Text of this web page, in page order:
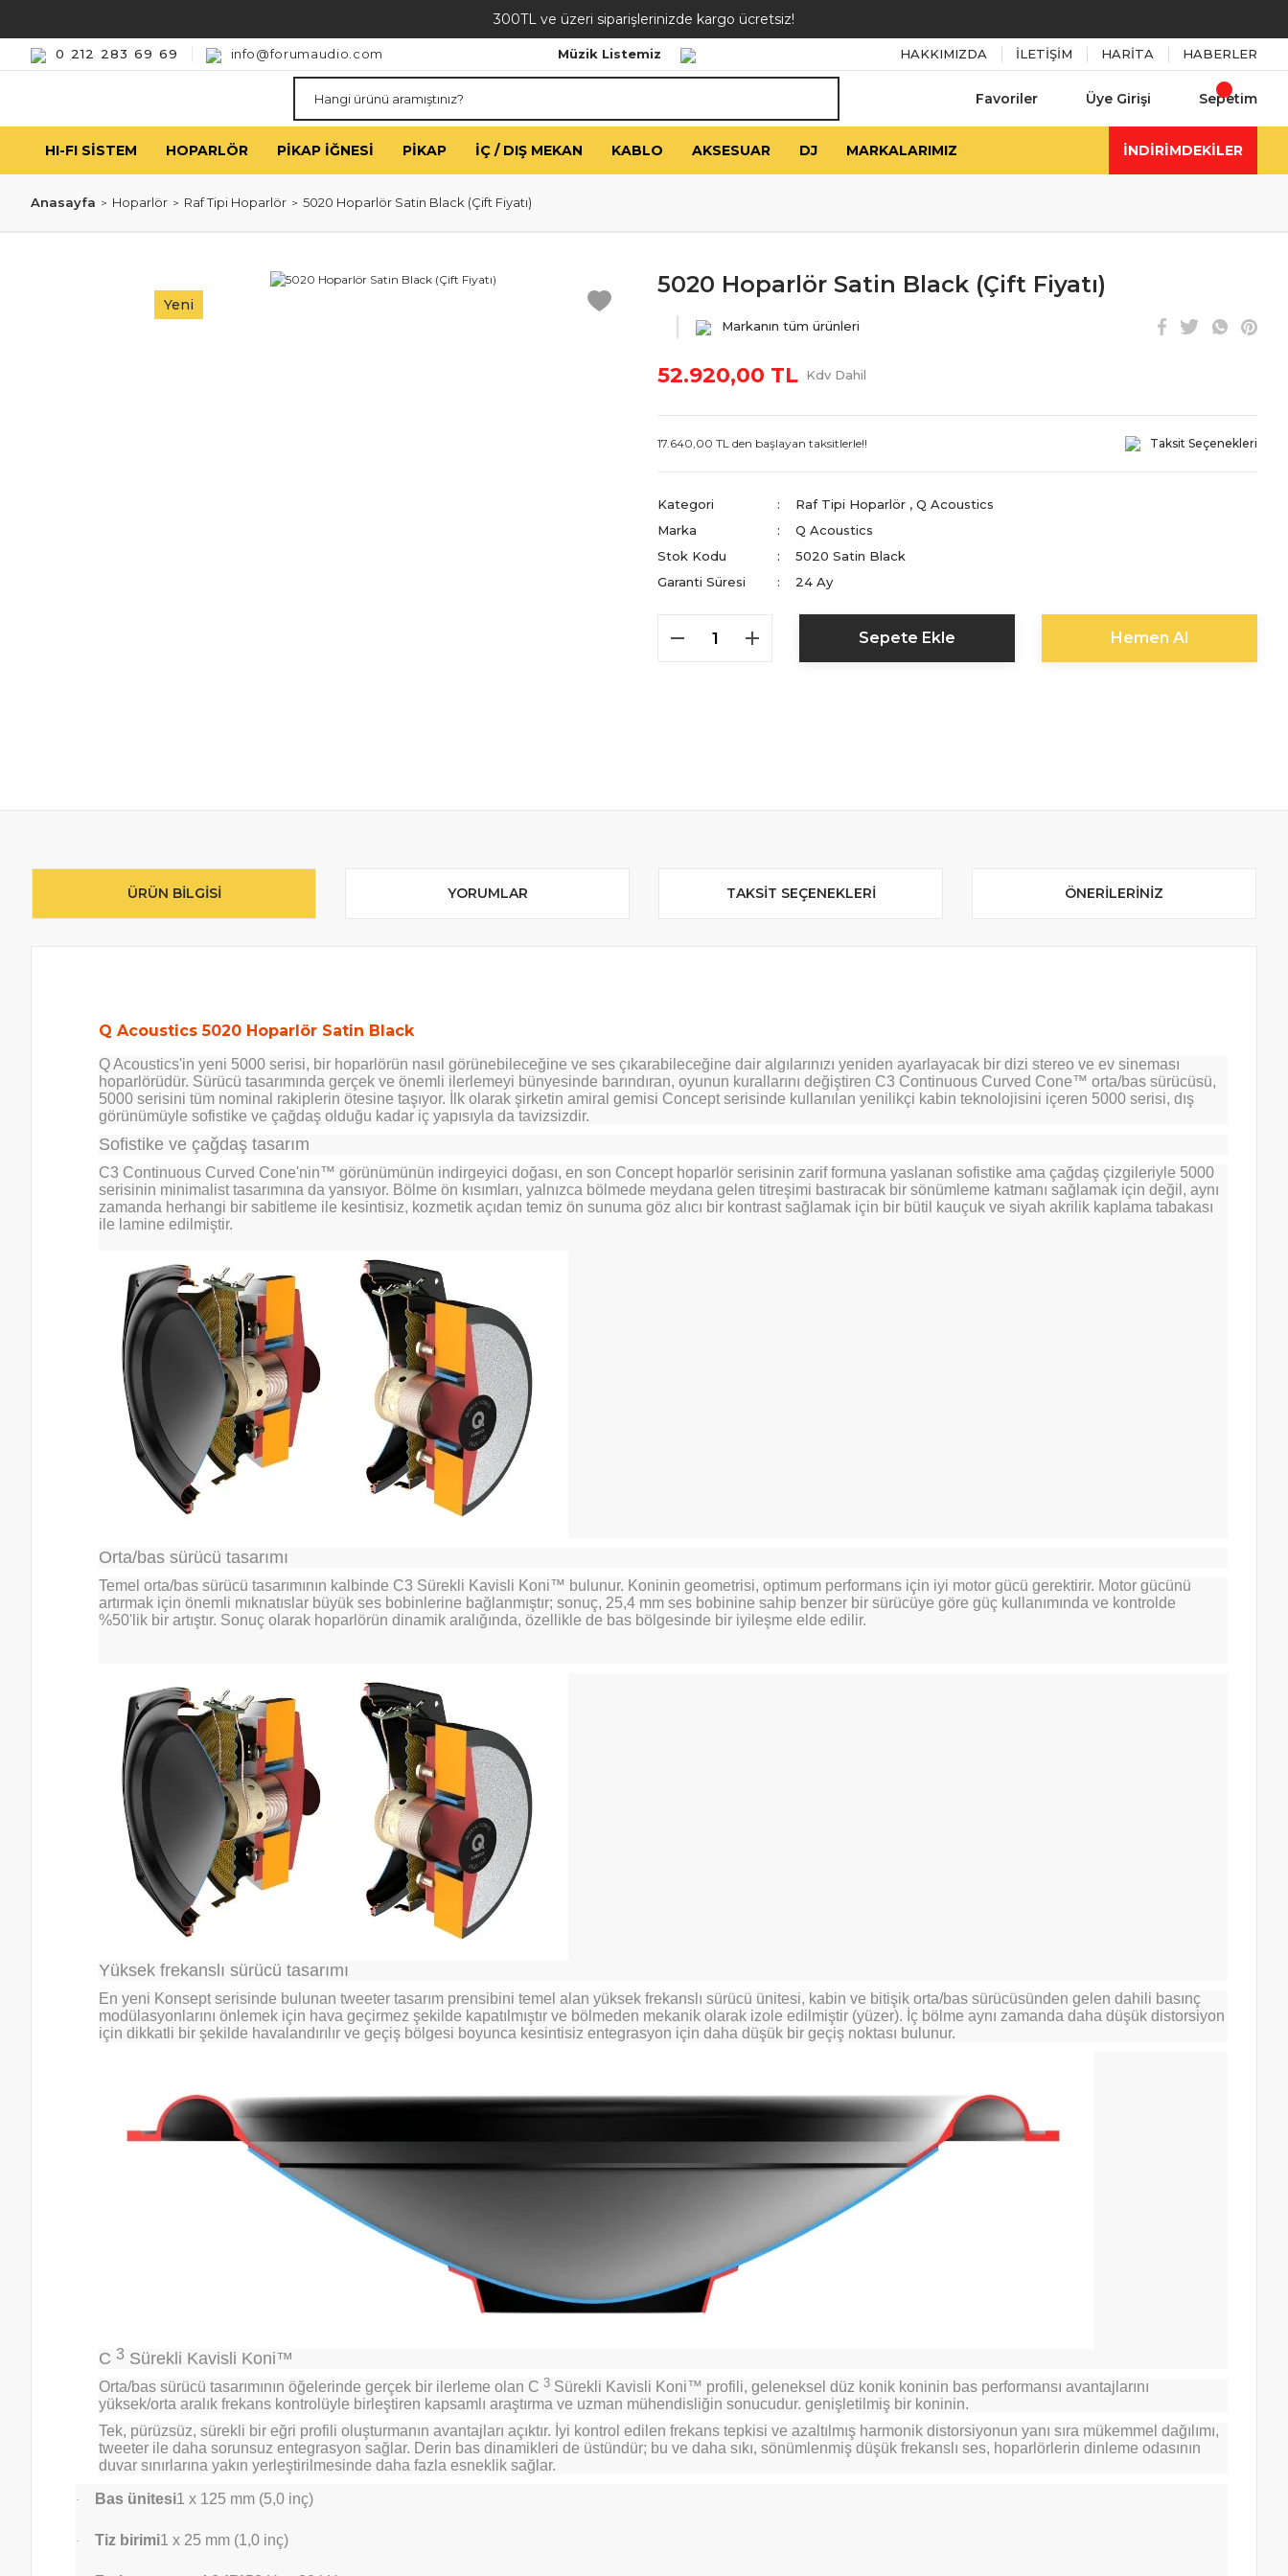
300TL ve üzeri siparişlerinizde kargo ücretsiz!
0 212 283 69 69 info@forumaudio.com Müzik Listemiz HAKKIMIZDA İLETİŞİM HARİTA HABERLER
Favoriler Üye Girişi Sepetim
HI-FI SISTEM HOPARLÖR PIKAP İĞNESI PIKAP İÇ / DIŞ MEKAN KABLO AKSESUAR DJ MARKALARIMIZ İNDİRİMDEKİLER
Anasayfa Hoparlör Raf Tipi Hoparlör 5020 Hoparlör Satin Black (Çift Fiyatı)
Yeni
5020 Hoparlör Satin Black (Çift Fiyatı)
Markanın tüm ürünleri
52.920,00 TL Kdv Dahil
17.640,00 TL den başlayan taksitlerle!! Taksit Seçenekleri
Kategori Raf Tipi Hoparlör ,Q Acoustics
Marka
Q Acoustics
Stok Kodu
5020 Satin Black
Garanti Süresi
24 Ay
Sepete Ekle Hemen Al
ÜRÜN BILGISI YORUMLAR TAKSIT SEÇENEKLERI ÖNERILERINIZ
Q Acoustics 5020 Hoparlör Satin Black
Q Acoustics'in yeni 5000 serisi, bir hoparlörün nasıl görünebileceğine ve ses çıkarabileceğine dair algılarınızı yeniden ayarlayacak bir dizi stereo ve ev sineması
hoparlörüdür. Sürücü tasarımında gerçek ve önemli ilerlemeyi bünyesinde barındıran, oyunun kurallarını değiştiren C3 Continuous Curved Cone™ orta/bas sürücüsü,
5000 serisini tüm nominal rakiplerin ötesine taşıyor. İlk olarak şirketin amiral gemisi Concept serisinde kullanılan yenilikçi kabin teknolojisini içeren 5000 serisi, dış
görünümüyle sofistike ve çağdaş olduğu kadar iç yapısıyla da tavizsizdir.
Sofistike ve çağdaş tasarım
C3 Continuous Curved Cone'nin™ görünümünün indirgeyici doğası, en son Concept hoparlör serisinin zarif formuna yaslanan sofistike ama çağdaş çizgileriyle 5000
serisinin minimalist tasarımına da yansıyor. Bölme ön kısımları, yalnızca bölmede meydana gelen titreşimi bastıracak bir sönümleme katmanı sağlamak için değil, aynı
zamanda herhangi bir sabitleme ile kesintisiz, kozmetik açıdan temiz ön sunuma göz alıcı bir kontrast sağlamak için bir bütil kauçuk ve siyah akrilik kaplama tabakası
ile lamine edilmiştir.
Orta/bas sürücü tasarımı
Temel orta/bas sürücü tasarımının kalbinde C3 Sürekli Kavisli Koni™ bulunur. Koninin geometrisi, optimum performans için iyi motor gücü gerektirir. Motor gücünü
artırmak için önemli mıknatıslar büyük ses bobinlerine bağlanmıştır; sonuç, 25,4 mm ses bobinine sahip benzer bir sürücüye göre güç kullanımında ve kontrolde
%50'lik bir artıştır. Sonuç olarak hoparlörün dinamik aralığında, özellikle de bas bölgesinde bir iyileşme elde edilir.
Yüksek frekanslı sürücü tasarımı
En yeni Konsept serisinde bulunan tweeter tasarım prensibini temel alan yüksek frekanslı sürücü ünitesi, kabin ve bitişik orta/bas sürücüsünden gelen dahili basınç
modülasyonlarını önlemek için hava geçirmez şekilde kapatılmıştır ve bölmeden mekanik olarak izole edilmiştir (yüzer). İç bölme aynı zamanda daha düşük distorsiyon
için dikkatli bir şekilde havalandırılır ve geçiş bölgesi boyunca kesintisiz entegrasyon için daha düşük bir geçiş noktası bulunur.
C 3 Sürekli Kavisli Koni™
Orta/bas sürücü tasarımının öğelerinde gerçek bir ilerleme olan C 3 Sürekli Kavisli Koni™ profili, geleneksel düz konik koninin bas performansı avantajlarını
yüksek/orta aralık frekans kontrolüyle birleştiren kapsamlı araştırma ve uzman mühendisliğin sonucudur. genişletilmiş bir koninin.
Tek, pürüzsüz, sürekli bir eğri profili oluşturmanın avantajları açıktır. İyi kontrol edilen frekans tepkisi ve azaltılmış harmonik distorsiyonun yanı sıra mükemmel dağılımı,
tweeter ile daha sorunsuz entegrasyon sağlar. Derin bas dinamikleri de üstündür; bu ve daha sıkı, sönümlenmiş düşük frekanslı ses, hoparlörlerin dinleme odasının
duvar sınırlarına yakın yerleştirilmesinde daha fazla esneklik sağlar.
· Bas ünitesi1 x 125 mm (5,0 inç)
· Tiz birimi1 x 25 mm (1,0 inç)